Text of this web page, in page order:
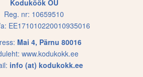
Koduköök OÜ
Reg. nr: 10659510
EE171010220010935016
Mai 4, Pärnu 80016
www.kodukokk.ee
info (at) kodukokk.ee